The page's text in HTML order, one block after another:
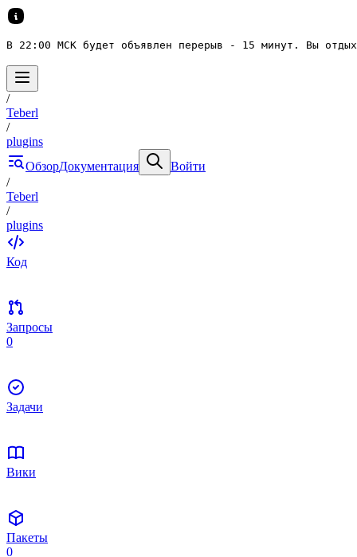
В 22:00 МСК будет объявлен перерыв - 15 минут. Вы
/
Teberl
/
plugins
ОбзорДокументация
Войти
/
Teberl
/
plugins
Код
Запросы
0
Задачи
Вики
Пакеты
0